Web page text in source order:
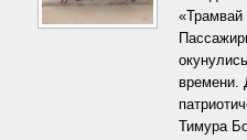
времени.
Тимура